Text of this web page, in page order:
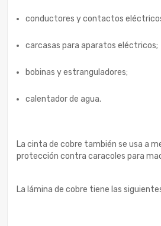
conductores y contactos
carcasas para aparatos eléctricos;
bobinas y estranguladores;
calentador de agua.
La cinta de cobre también se usa a
protección contra caracoles para
La lámina de cobre tiene las